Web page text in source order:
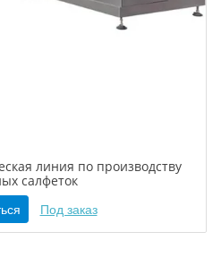
линия по производству
салфеток
Под заказ